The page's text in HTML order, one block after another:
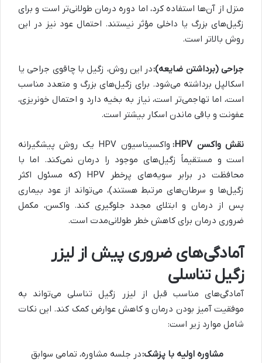
منزل از آن‌ها استفاده کرد، اما دوره درمان طولانی‌تر است و برای
زگیل‌های بزرگ یا داخلی مؤثر نیستند. احتمال عود نیز در این
روش بالاتر است.
جراحی (برداشتن ضایعه):در این روش، زگیل با چاقوی جراحی یا
اسکالپل برداشته می‌شود. برای زگیل‌های بزرگ و متعدد مناسب
است، اما تهاجمی‌تر است، نیاز به بخیه دارد و احتمال خونریزی،
عفونت و باقی ماندن اسکار بیشتر است.
نقش واکسن HPV:
واکسیناسیون HPV یک روش پیشگیرانه
است و مستقیماً زگیل‌های موجود را درمان نمی‌کند. اما با
محافظت در برابر سویه‌های پرخطر HPV (که مسئول اکثر
زگیل‌ها و سرطان‌های مرتبط هستند)، می‌تواند از عود بیماری
پس از درمان و ابتلای مجدد جلوگیری کند. واکسن، مکمل
ضروری درمان برای کاهش خطر طولانی‌مدت است.
آمادگی‌های ضروری پیش از لیزر
زگیل تناسلی
آمادگی‌های مناسب قبل از لیزر زگیل تناسلی می‌تواند به
موفقیت آمیز بودن درمان و کاهش عوارض کمک کند. این نکات
شامل موارد زیر است:
مشاوره اولیه با پزشک:در جلسه مشاوره، تمامی سوابق